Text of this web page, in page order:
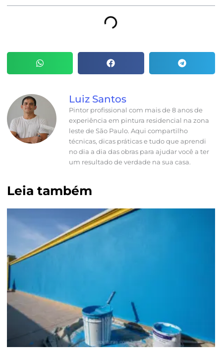
Luiz Santos
Pintor profissional com mais de 8 anos de
experiência em pintura residencial na zona
leste de São Paulo. Aqui compartilho
técnicas, dicas práticas e tudo que aprendi
no dia a dia das obras para ajudar você a ter
um resultado de verdade na sua casa.
Leia também